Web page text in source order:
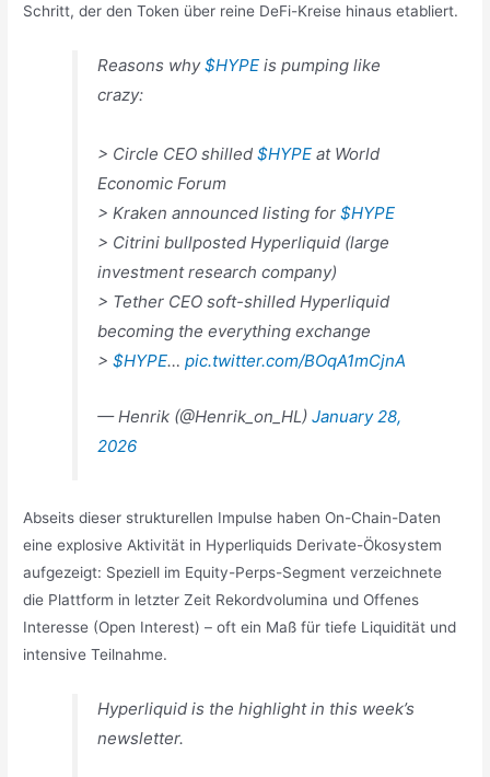
Schritt, der den Token über reine DeFi-Kreise hinaus etabliert.
Reasons why$HYPE is pumping like
crazy:
> Circle CEO shilled$HYPE at World
Economic Forum
> Kraken announced listing for$HYPE
> Citrini bullposted Hyperliquid (large
investment research company)
> Tether CEO soft-shilled Hyperliquid
becoming the everything exchange
>$HYPE…pic.twitter.com/BOqA1mCjnA
— Henrik (@Henrik_on_HL)January 28,
2026
Abseits dieser strukturellen Impulse haben On-Chain-Daten
eine explosive Aktivität in Hyperliquids Derivate-Ökosystem
aufgezeigt: Speziell im Equity-Perps-Segment verzeichnete
die Plattform in letzter Zeit Rekordvolumina und Offenes
Interesse (Open Interest) – oft ein Maß für tiefe Liquidität und
intensive Teilnahme.
Hyperliquid is the highlight in this week’s
newsletter.